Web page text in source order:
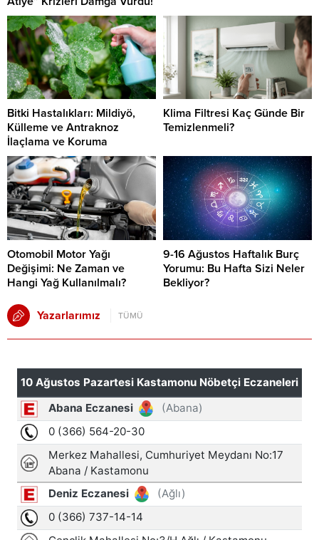
Bitki Hastalıkları: Mildiyö,
Külleme ve Antraknoz
İlaçlama ve Koruma
Klima Filtresi Kaç Günde Bir
Temizlenmeli?
Otomobil Motor Yağı
Değişimi: Ne Zaman ve
Hangi Yağ Kullanılmalı?
9-16 Ağustos Haftalık Burç
Yorumu: Bu Hafta Sizi Neler
Bekliyor?
Yazarlarımız TÜMÜ